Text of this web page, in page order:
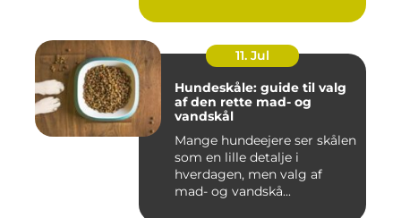
11. Jul
Hundeskåle: guide til valg
af den rette mad- og
vandskål
Mange hundeejere ser skålen
som en lille detalje i
hverdagen, men valg af
mad- og vandskå...